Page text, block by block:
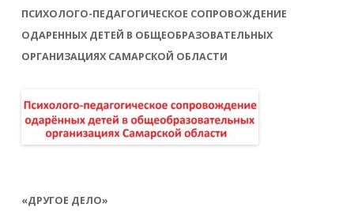
ПСИХОЛОГО-ПЕДАГОГИЧЕСКОЕ СОПРОВОЖДЕНИЕ
ОДАРЕННЫХ ДЕТЕЙ В ОБЩЕОБРАЗОВАТЕЛЬНЫХ
ОРГАНИЗАЦИЯХ САМАРСКОЙ ОБЛАСТИ
«ДРУГОЕ ДЕЛО»